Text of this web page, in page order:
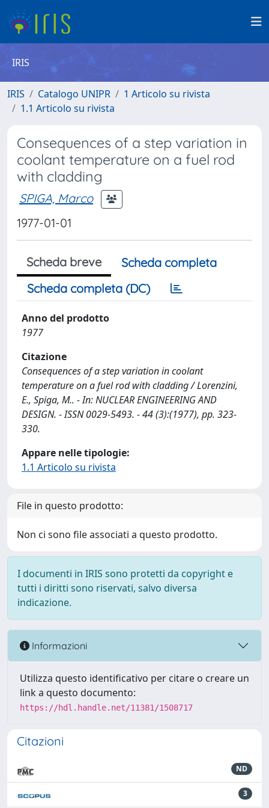
IRIS
IRIS Catalogo UNIPR
1 Articolo su rivista
1.1 Articolo su rivista
Consequences of a step variation in
coolant temperature on a fuel rod
with cladding
SPIGA, Marco
1977-01-01
Scheda breve
Scheda completa
Scheda completa (DC)
Anno del prodotto
1977
Citazione
Consequences of a step variation in coolant
temperature on a fuel rod with cladding / Lorenzini,
E., Spiga, M.. - In: NUCLEAR ENGINEERING AND
DESIGN. - ISSN 0029-5493. - 44 (3):(1977), pp. 323-
330.
Appare nelle tipologie:
1.1 Articolo su rivista
File in questo prodotto:
Non ci sono file associati a questo prodotto.
I documenti in IRIS sono protetti da copyright e
tutti i diritti sono riservati, salvo diversa
indicazione.
Informazioni
Utilizza questo identificativo per citare o creare un
link a questo documento:
https://hdl.handle.net/11381/1508717
Citazioni
ND
3